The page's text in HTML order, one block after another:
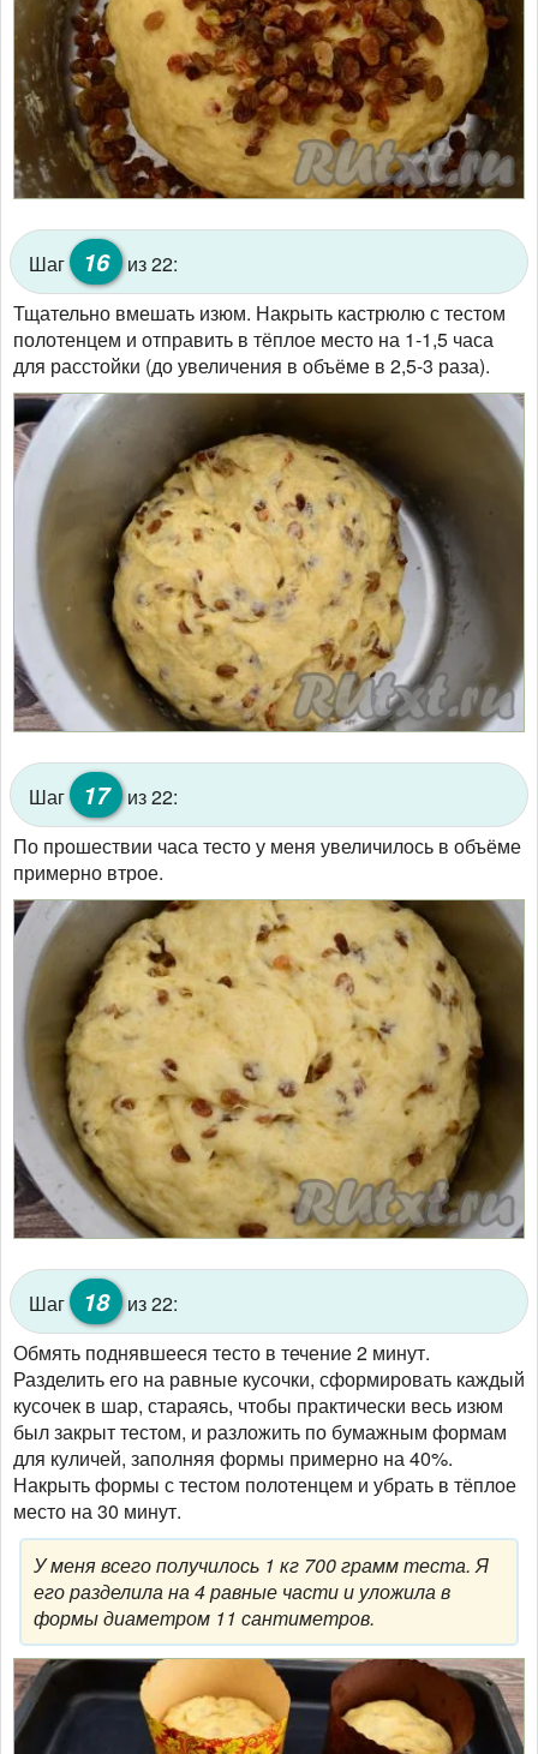
Шаг 16 из 22:
Тщательно вмешать изюм. Накрыть кастрюлю с тестом
полотенцем и отправить в тёплое место на 1-1,5 часа
для расстойки (до увеличения в объёме в 2,5-3 раза).
Шаг 17 из 22:
По прошествии часа тесто у меня увеличилось в объёме
примерно втрое.
Шаг 18 из 22:
Обмять поднявшееся тесто в течение 2 минут.
Разделить его на равные кусочки, сформировать каждый
кусочек в шар, стараясь, чтобы практически весь изюм
был закрыт тестом, и разложить по бумажным формам
для куличей, заполняя формы примерно на 40%.
Накрыть формы с тестом полотенцем и убрать в тёплое
место на 30 минут.
У меня всего получилось 1 кг 700 грамм теста. Я
его разделила на 4 равные части и уложила в
формы диаметром 11 сантиметров.